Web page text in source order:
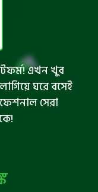
এখন খুব
ঘরে বসেই
সেরা